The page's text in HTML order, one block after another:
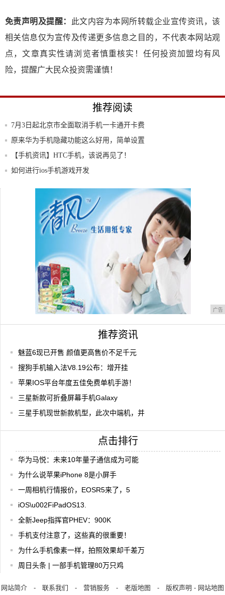
免责声明及提醒：
此文内容为本网所转载企业宣传资讯，该
相关信息仅为宣传及传递更多信息之目的，不代表本网站观
点，文章真实性请浏览者慎重核实！任何投资加盟均有风
险，提醒广大民众投资需谨慎！
推荐阅读
7月3日起北京市全面取消手机一卡通开卡费
原来华为手机隐藏功能这么好用，简单设置
一下，
【手机资讯】HTC手机，该说再见了！
如何进行ios手机游戏开发
为什么说苹果iPhone 8是小屏手机的绝对
广告
推荐资讯
魅蓝6现已开售 颜值更高售价不足千元
搜狗手机输入法V8.19公布：增开挂
苹果IOS平台年度五佳免费单机手游！
三星新款可折叠屏幕手机Galaxy
三星手机现世新款机型，此次中端机，并
点击排行
华为马悦：未来10年量子通信成为可能
为什么说苹果iPhone 8是小屏手
一周相机行情报价，EOSR5来了，5
iOS\u002FiPadOS13.
全新Jeep指挥官PHEV：900K
手机支付注意了，这些真的很重要！
为什么手机像素一样，拍照效果却千差万
周日头条 | 一部手机管理80万只鸡
网站简介 - 联系我们 - 营销服务 - 老版地图 - 版权声明 - 网站地图